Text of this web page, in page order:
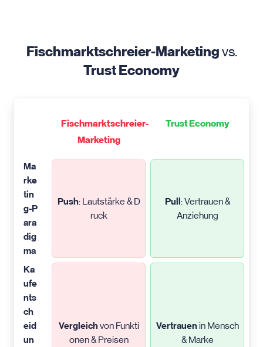
Fischmarktschreier-Marketingvs.
Trust Economy
Fischmarktschreier-
Marketing
Trust Economy
Ma
rke
tin
g-P
ara
dig
ma
Push: Lautstärke & D
ruck
Pull: Vertrauen &
Anziehung
Ka
ufe
nts
ch
eid
un
Vergleichvon Funkti
onen & Preisen
Vertrauenin Mensch
& Marke